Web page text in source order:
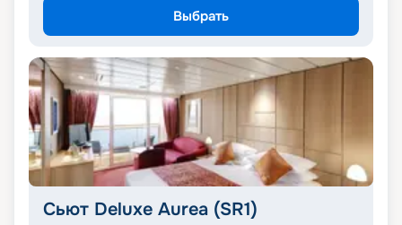
Выбрать
Сьют Deluxe Aurea (SR1)